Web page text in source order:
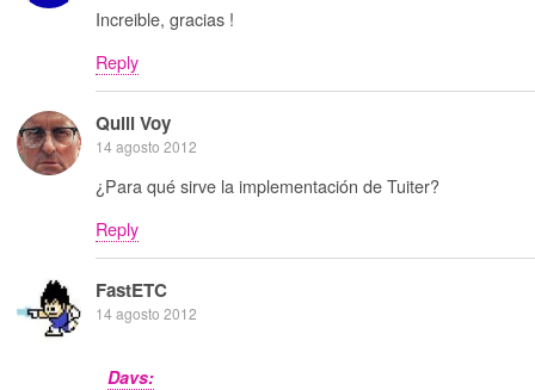
Increible, gracias !
Reply
Quill Voy
14 agosto 2012
¿Para qué sirve la implementación de Tuiter?
Reply
FastETC
14 agosto 2012
Davs: